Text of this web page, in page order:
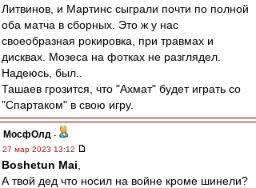
Литвинов, и Мартинс сыграли почти по полной
оба матча в сборных. Это ж у нас
своеобразная рокировка, при травмах и
дисквах. Мозеса на фотках не разглядел.
Надеюсь, был..
Ташаев грозится, что "Ахмат" будет играть со
"Спартаком" в свою игру.
МосфОлд -
27 мар 2023 13:12
Boshetun Mai
А твой дед что носил на войне кроме шинели?